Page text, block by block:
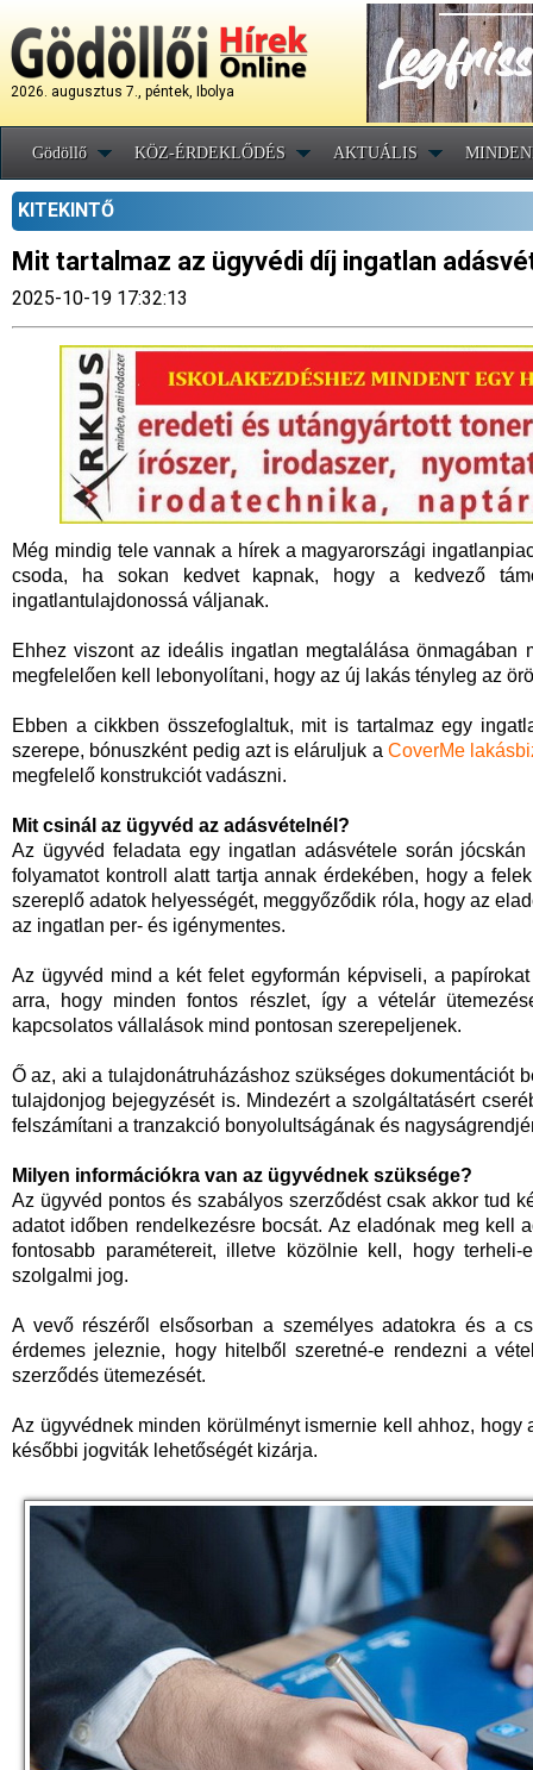
2026. augusztus 7., péntek, Ibolya
Gödöllő KÖZ-ÉRDEKLŐDÉS AKTUÁLIS
KITEKINTŐ
Mit tartalmaz az ügyvédi díj ingatlan
2025-10-19 17:32:13
Még mindig tele vannak a hírek a magyarországi
csoda, ha sokan kedvet kapnak, hogy a kedvező
ingatlantulajdonossá váljanak.
Ehhez viszont az ideális ingatlan megtalálása önmagában
megfelelően kell lebonyolítani, hogy az új lakás tényleg az
Ebben a cikkben összefoglaltuk, mit is tartalmaz egy
szerepe, bónuszként pedig azt is eláruljuk a CoverMe
megfelelő konstrukciót vadászni.
Mit csinál az ügyvéd az adásvételnél?
Az ügyvéd feladata egy ingatlan adásvétele során
folyamatot kontroll alatt tartja annak érdekében, hogy a
szereplő adatok helyességét, meggyőződik róla, hogy az
az ingatlan per- és igénymentes.
Az ügyvéd mind a két felet egyformán képviseli, a
arra, hogy minden fontos részlet, így a vételár
kapcsolatos vállalások mind pontosan szerepeljenek.
Ő az, aki a tulajdonátruházáshoz szükséges dokumentációt
tulajdonjog bejegyzését is. Mindezért a szolgáltatásért
felszámítani a tranzakció bonyolultságának és
Milyen információkra van az ügyvédnek szüksége?
Az ügyvéd pontos és szabályos szerződést csak akkor tud
adatot időben rendelkezésre bocsát. Az eladónak meg kell
fontosabb paramétereit, illetve közölnie kell, hogy
szolgalmi jog.
A vevő részéről elsősorban a személyes adatokra és a
érdemes jeleznie, hogy hitelből szeretné-e rendezni a
szerződés ütemezését.
Az ügyvédnek minden körülményt ismernie kell ahhoz,
későbbi jogviták lehetőségét kizárja.